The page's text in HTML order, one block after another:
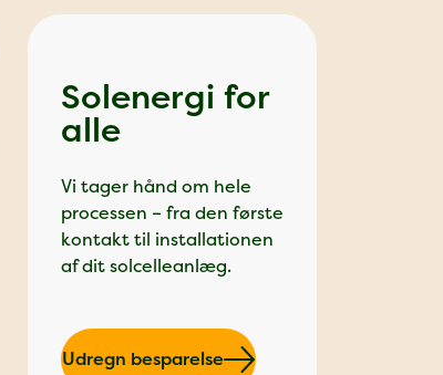
Solenergi for
alle
Vi tager hånd om hele
processen – fra den første
kontakt til installationen
af dit solcelleanlæg.
Udregn besparelse